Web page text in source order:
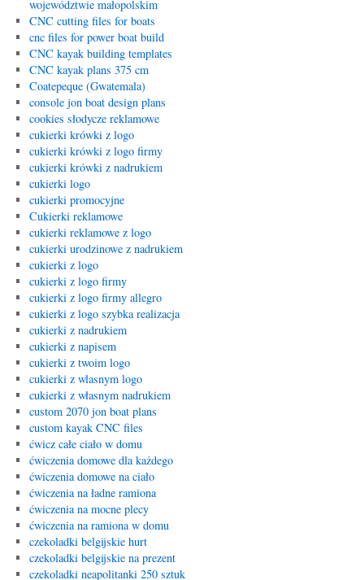
województwie małopolskim
CNC cutting files for boats
cnc files for power boat build
CNC kayak building templates
CNC kayak plans 375 cm
Coatepeque (Gwatemala)
console jon boat design plans
cookies słodycze reklamowe
cukierki krówki z logo
cukierki krówki z logo firmy
cukierki krówki z nadrukiem
cukierki logo
cukierki promocyjne
Cukierki reklamowe
cukierki reklamowe z logo
cukierki urodzinowe z nadrukiem
cukierki z logo
cukierki z logo firmy
cukierki z logo firmy allegro
cukierki z logo szybka realizacja
cukierki z nadrukiem
cukierki z napisem
cukierki z twoim logo
cukierki z wlasnym logo
cukierki z własnym nadrukiem
custom 2070 jon boat plans
custom kayak CNC files
ćwicz całe ciało w domu
ćwiczenia domowe dla każdego
ćwiczenia domowe na ciało
ćwiczenia na ładne ramiona
ćwiczenia na mocne plecy
ćwiczenia na ramiona w domu
czekoladki belgijskie hurt
czekoladki belgijskie na prezent
czekoladki neapolitanki 250 sztuk